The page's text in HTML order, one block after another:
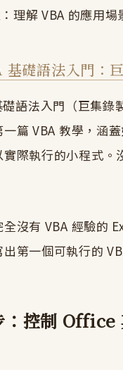
理解 VBA 的應用場
礎語法入門：
語法入門（巨集錄
篇 VBA 教學，涵
際執行的小程式。
沒有 VBA 經驗的
第一個可執行的
控制 Office